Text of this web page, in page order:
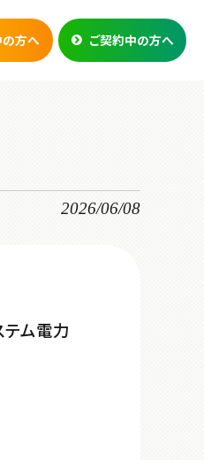
方へ ご契約中の方へ
2026/06/08
ム電力